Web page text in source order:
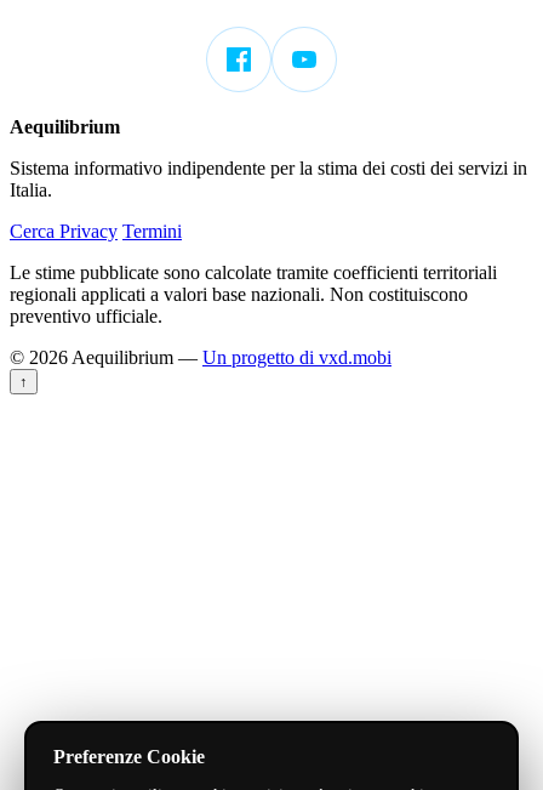
Aequilibrium
Sistema informativo indipendente per la stima dei costi dei servizi in
Italia.
Cerca Privacy Termini
Le stime pubblicate sono calcolate tramite coefficienti territoriali
regionali applicati a valori base nazionali. Non costituiscono
preventivo ufficiale.
© 2026 Aequilibrium — Un progetto di vxd.mobi
↑
Preferenze Cookie